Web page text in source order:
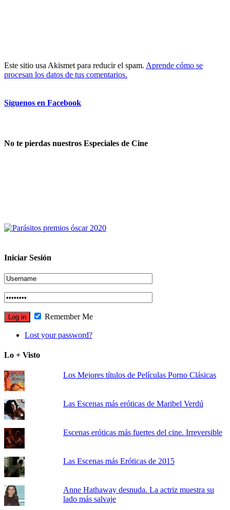
Este sitio usa Akismet para reducir el spam. Aprende cómo se
procesan los datos de tus comentarios.
Síguenos en Facebook
No te pierdas nuestros Especiales de Cine
Iniciar Sesión
Remember Me
Lost your password?
Lo + Visto
Los Mejores títulos de Películas Porno Clásicas
Las Escenas más eróticas de Maribel Verdú
Escenas eróticas más fuertes del cine. Irreversible
Las Escenas más Eróticas de 2015
Anne Hathaway desnuda. La actriz muestra su
lado más salvaje